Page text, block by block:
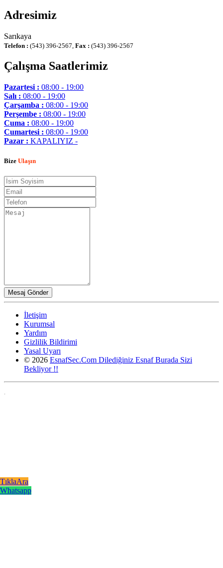
TıklaAra
Whatsapp
Adresimiz
Sarıkaya
Telefon : (543) 396-2567, Fax : (543) 396-2567
Çalışma Saatlerimiz
Pazartesi : 08:00 - 19:00
Salı : 08:00 - 19:00
Çarşamba : 08:00 - 19:00
Perşembe : 08:00 - 19:00
Cuma : 08:00 - 19:00
Cumartesi : 08:00 - 19:00
Pazar : KAPALIYIZ -
Bize Ulaşın
İletişim
Kurumsal
Yardım
Gizlilik Bildirimi
Yasal Uyarı
© 2026 EsnafSec.Com Dilediğiniz Esnaf Burada Sizi
Bekliyor !!